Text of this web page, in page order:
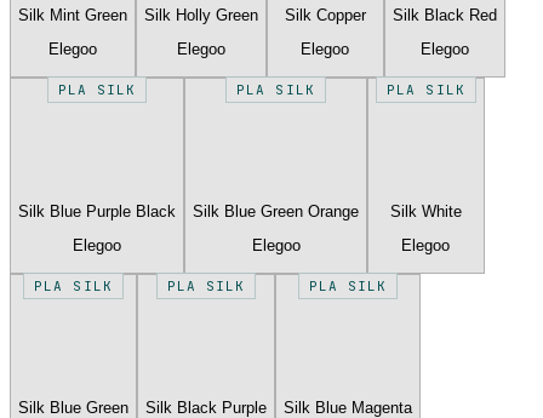
Silk Mint Green
Elegoo
Silk Holly Green
Elegoo
Silk Copper
Elegoo
Silk Black Red
Elegoo
PLA SILK
Silk Blue Purple Black
Elegoo
PLA SILK
Silk Blue Green Orange
Elegoo
PLA SILK
Silk White
Elegoo
PLA SILK
Silk Blue Green
PLA SILK
Silk Black Purple
PLA SILK
Silk Blue Magenta